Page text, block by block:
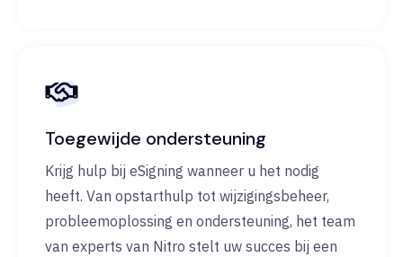
Toegewijde ondersteuning
Krijg hulp bij eSigning wanneer u het nodig
heeft. Van opstarthulp tot wijzigingsbeheer,
probleemoplossing en ondersteuning, het team
van experts van Nitro stelt uw succes bij een